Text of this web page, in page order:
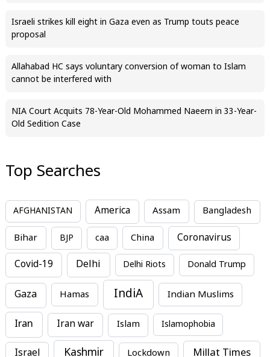
Israeli strikes kill eight in Gaza even as Trump touts peace
proposal
Allahabad HC says voluntary conversion of woman to Islam
cannot be interfered with
NIA Court Acquits 78-Year-Old Mohammed Naeem in 33-Year-
Old Sedition Case
Top Searches
AFGHANISTAN America Assam Bangladesh
Bihar BJP caa China Coronavirus
Covid-19 Delhi Delhi Riots Donald Trump
Gaza Hamas IndiA Indian Muslims
Iran Iran war Islam Islamophobia
Israel Kashmir Lockdown Millat Times